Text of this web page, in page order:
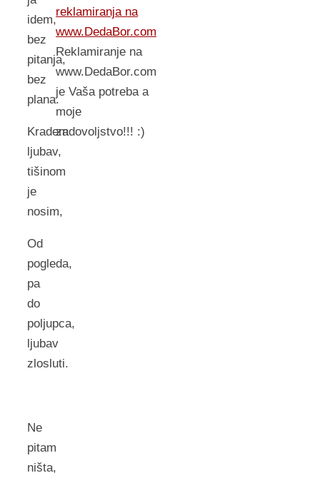
idem,
bez
pitanja,
bez
plana.
Kradem
ljubav,
tišinom
je
nosim,
Od
pogleda,
pa
do
poljupca,
ljubav
zlosluti.
Ne
pitam
ništa,
reklamiranja na
www.DedaBor.com
Reklamiranje na
www.DedaBor.com
je Vaša potreba a
moje
zadovoljstvo!!! :)